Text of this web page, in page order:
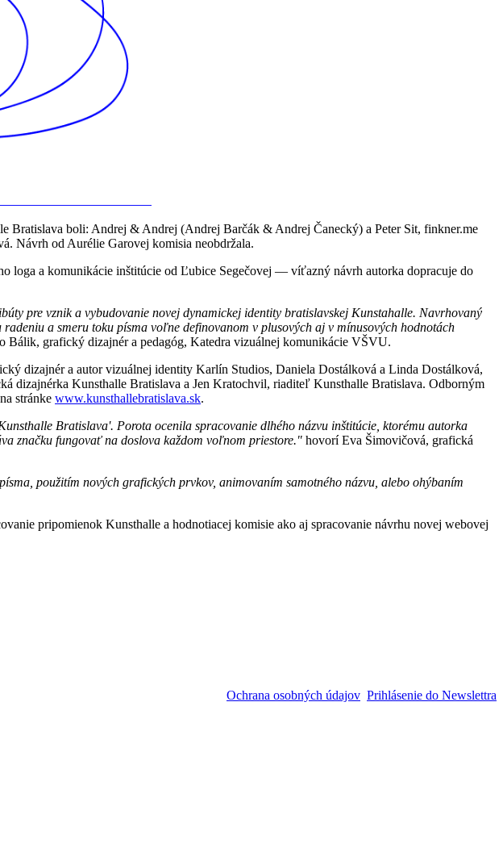
Bratislava boli: Andrej & Andrej (Andrej Barčák & Andrej Čanecký) a Peter Sit, finkner.me
Návrh od Aurélie Garovej komisia neobdržala.
loga a komunikácie inštitúcie od Ľubice Segečovej — víťazný návrh autorka dopracuje do
pre vznik a vybudovanie novej dynamickej identity bratislavskej Kunstahalle. Navrhovaný
a smeru toku písma voľne definovanom v plusových aj v mínusových hodnotách
Bálik, grafický dizajnér a pedagóg, Katedra vizuálnej komunikácie VŠVU.
dizajnér a autor vizuálnej identity Karlín Studios, Daniela Dostálková a Linda Dostálková,
dizajnérka Kunsthalle Bratislava a Jen Kratochvil, riaditeľ Kunsthalle Bratislava. Odborným
stránke www.kunsthallebratislava.sk.
Bratislava'. Porota ocenila spracovanie dlhého názvu inštitúcie, ktorému autorka
značku fungovať na doslova každom voľnom priestore." hovorí Eva Šimovičová, grafická
použitím nových grafických prvkov, animovaním samotného názvu, alebo ohýbaním
pripomienok Kunsthalle a hodnotiacej komisie ako aj spracovanie návrhu novej webovej
Prihlásenie do Newslettra
Ochrana osobných údajov